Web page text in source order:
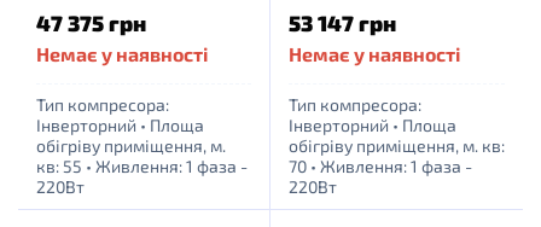
47 375 грн
Немає у наявності
Тип компресора:
Інверторний • Площа
обігріву приміщення, м.
кв: 55 • Живлення: 1 фаза -
220Вт
53 147 грн
Немає у наявності
Тип компресора:
Інверторний • Площа
обігріву приміщення, м. кв:
70 • Живлення: 1 фаза -
220Вт